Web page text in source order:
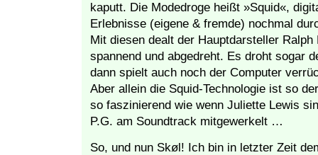
kaputt. Die Modedroge heißt »Squid«,
Erlebnisse (eigene & fremde) nochmal
Mit diesen dealt der Hauptdarsteller
spannend und abgedreht. Es droht sogar
dann spielt auch noch der Computer
Aber allein die Squid-Technologie ist so
so faszinierend wie wenn Juliette Lewis
P.G. am Soundtrack mitgewerkelt …
So, und nun Skøl! Ich bin in letzter Zeit